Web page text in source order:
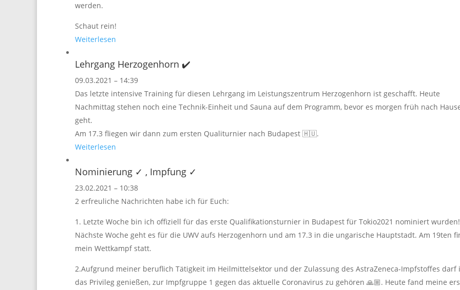
werden.
Schaut rein!
Weiterlesen
Lehrgang Herzogenhorn ✔️
09.03.2021 – 14:39
Das letzte intensive Training für diesen Lehrgang im Leistungszentrum Herzogenhorn ist geschafft. Heute
Nachmittag stehen noch eine Technik-Einheit und Sauna auf dem Programm, bevor es morgen früh nach
geht.
Am 17.3 fliegen wir dann zum ersten Qualiturnier nach Budapest 🇭🇺.
Weiterlesen
Nominierung ✓ , Impfung ✓
23.02.2021 – 10:38
2 erfreuliche Nachrichten habe ich für Euch:
1. Letzte Woche bin ich offiziell für das erste Qualifikationsturnier in Budapest für Tokio2021 nominiert wurden!
Nächste Woche geht es für die UWV aufs Herzogenhorn und am 17.3 in die ungarische Hauptstadt. Am 19ten
mein Wettkampf statt.
2.Aufgrund meiner beruflich Tätigkeit im Heilmittelsektor und der Zulassung des AstraZeneca-Impfstoffes darf
das Privileg genießen, zur Impfgruppe 1 gegen das aktuelle Coronavirus zu gehören 🙏🏼. Heute fand meine